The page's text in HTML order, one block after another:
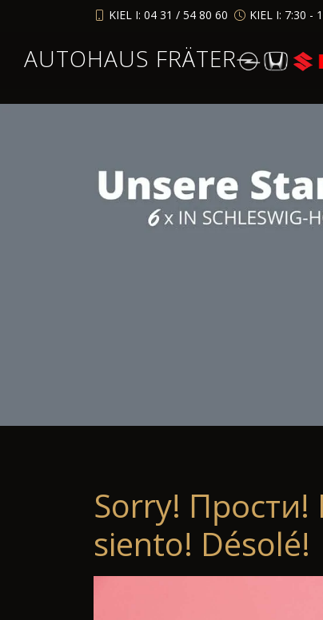
KIEL I: 04 31 / 54 80 60 KIEL I: 7:30 -
AUTOHAUS FRÄTER
Sorry! Прости!
siento! Désolé!